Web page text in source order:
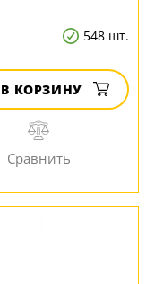
548 шт.
В КОРЗИНУ